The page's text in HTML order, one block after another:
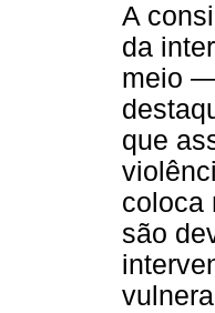
A
da
meio
que
coloca
são